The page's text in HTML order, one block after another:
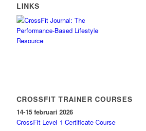
LINKS
CROSSFIT TRAINER COURSES
14-15 februari 2026
CrossFit Level 1 Certificate Course